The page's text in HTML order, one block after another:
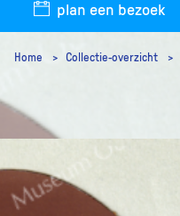
plan een bezoek
Home Collectie-overzicht